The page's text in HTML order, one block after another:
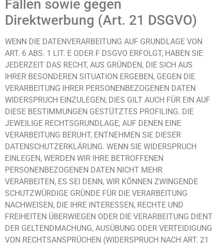
Fällen sowie gegen
Direktwerbung (Art. 21 DSGVO)
WENN DIE DATENVERARBEITUNG AUF GRUNDLAGE VON
ART. 6 ABS. 1 LIT. E ODER F DSGVO ERFOLGT, HABEN SIE
JEDERZEIT DAS RECHT, AUS GRÜNDEN, DIE SICH AUS
IHRER BESONDEREN SITUATION ERGEBEN, GEGEN DIE
VERARBEITUNG IHRER PERSONENBEZOGENEN DATEN
WIDERSPRUCH EINZULEGEN; DIES GILT AUCH FÜR EIN AUF
DIESE BESTIMMUNGEN GESTÜTZTES PROFILING. DIE
JEWEILIGE RECHTSGRUNDLAGE, AUF DENEN EINE
VERARBEITUNG BERUHT, ENTNEHMEN SIE DIESER
DATENSCHUTZERKLÄRUNG. WENN SIE WIDERSPRUCH
EINLEGEN, WERDEN WIR IHRE BETROFFENEN
PERSONENBEZOGENEN DATEN NICHT MEHR
VERARBEITEN, ES SEI DENN, WIR KÖNNEN ZWINGENDE
SCHUTZWÜRDIGE GRÜNDE FÜR DIE VERARBEITUNG
NACHWEISEN, DIE IHRE INTERESSEN, RECHTE UND
FREIHEITEN ÜBERWIEGEN ODER DIE VERARBEITUNG DIENT
DER GELTENDMACHUNG, AUSÜBUNG ODER VERTEIDIGUNG
VON RECHTSANSPRÜCHEN (WIDERSPRUCH NACH ART. 21